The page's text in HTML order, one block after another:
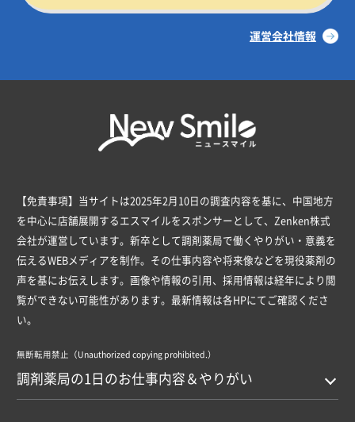
運営会社情報
【免責事項】当サイトは2025年2月10日の調査内容を基に、中国地方
を中心に店舗展開するエスマイルをスポンサーとして、Zenken株式
会社が運営しています。新卒として調剤薬局で働くやりがい・意義を
伝えるWEBメディアを制作。その仕事内容や将来像などを現役薬剤の
声を基にお伝えします。画像や情報の引用、採用情報は経年により閲
覧ができない可能性があります。最新情報は各HPにてご確認くださ
い。
無断転用禁止（Unauthorized copying prohibited.）
調剤薬局の1日のお仕事内容＆やりがい